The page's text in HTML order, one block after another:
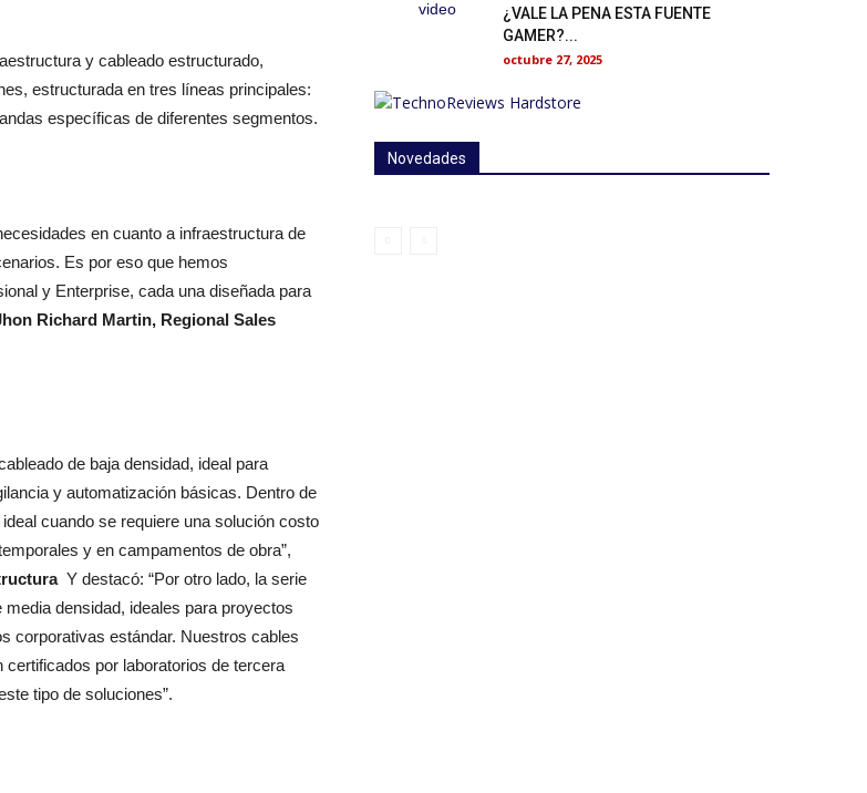
&
reviews
y cableado estructurado,
estructurada en tres líneas principales:
específicas de diferentes segmentos.
en cuanto a infraestructura de
Es por eso que hemos
y Enterprise, cada una diseñada para
Richard Martin, Regional Sales
de baja densidad, ideal para
y automatización básicas. Dentro de
cuando se requiere una solución costo
y en campamentos de obra”,
Y destacó: “Por otro lado, la serie
densidad, ideales para proyectos
corporativas estándar. Nuestros cables
por laboratorios de tercera
tipo de soluciones”.
¿VALE LA PENA ESTA FUENTE
GAMER?...
octubre 27, 2025
Novedades